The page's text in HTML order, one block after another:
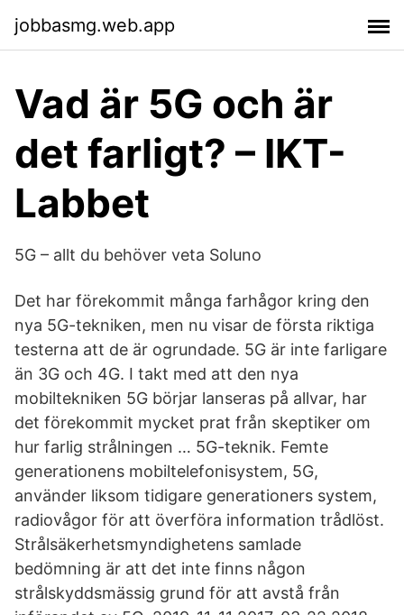
jobbasmg.web.app
Vad är 5G och är
det farligt? – IKT-
Labbet
5G – allt du behöver veta Soluno
Det har förekommit många farhågor kring den
nya 5G-tekniken, men nu visar de första riktiga
testerna att de är ogrundade. 5G är inte farligare
än 3G och 4G. I takt med att den nya
mobiltekniken 5G börjar lanseras på allvar, har
det förekommit mycket prat från skeptiker om
hur farlig strålningen … 5G-teknik. Femte
generationens mobiltelefonisystem, 5G,
använder liksom tidigare generationers system,
radiovågor för att överföra information trådlöst.
Strålsäkerhetsmyndighetens samlade
bedömning är att det inte finns någon
strålskyddsmässig grund för att avstå från